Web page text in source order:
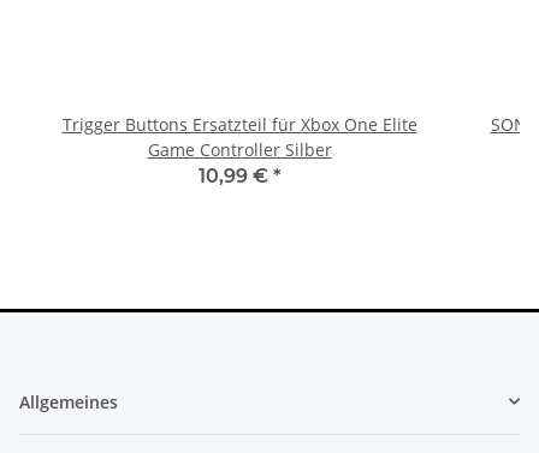
Trigger Buttons Ersatzteil für Xbox One Elite
Game Controller Silber
10,99 € *
Allgemeines